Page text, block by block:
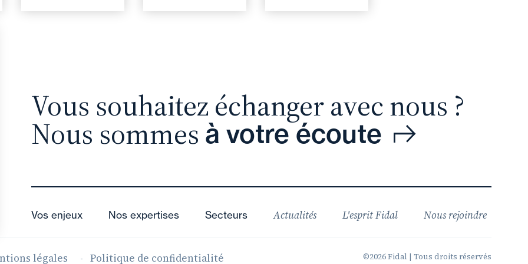
Vous souhaitez échanger avec nous ?
Nous sommes à votre écoute
Vos enjeux Nos expertises Secteurs Actualités L'esprit Fidal Nous rejoindre
légales Politique de confidentialité ©2026 Fidal | Tous droits réservés